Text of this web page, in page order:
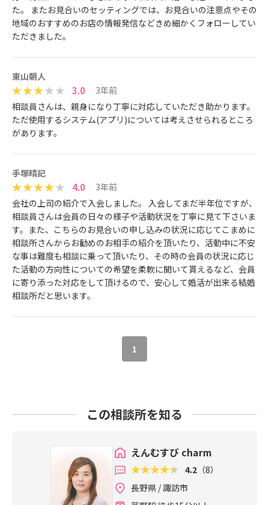
た。 またお見合いのセッティングでは、お見合いの注意点やその
地域のおすすめのお店の情報発信などきめ細かくフォローしてい
ただきました。
東山朝人
3.0
3年前
相談員さんは、親身になり丁寧に対応していただき助かります。
ただ使用するシステム(アプリ)については考えさせられるところ
があります。
手塚晴記
4.0
3年前
会社の上司の紹介で入会しました。 入会してまだ半年位ですが、
相談員さんは会員の日々の様子や活動状況を丁寧に見て下さいま
す。また、こちらのお見合いの申し込みの状況に応じてこまめに
相談所さんからお勧めのお相手の紹介を頂いたり、活動中に不安
な事は難度も相談に乗って頂いたり、その時の会員の状況に応じ
た活動の方向性についての希望を柔軟に聞いて貰えるなど、会員
に寄り添った対応をして頂けるので、安心して婚活が出来る結婚
相談所だと思います。
1
この相談所を知る
えんむすび charm
4.2 （8）
長野県 / 諏訪市